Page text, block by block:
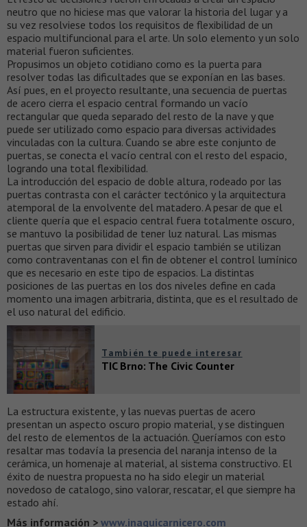
neutro que no hiciese mas que valorar la historia del lugar y a
su vez resolviese todos los requisitos de flexibilidad de un
espacio multifuncional para el arte. Un solo elemento y un solo
material fueron suficientes.
Propusimos un objeto cotidiano como es la puerta para
resolver todas las dificultades que se exponían en las bases.
Así pues, en el proyecto resultante, una secuencia de puertas
de acero cierra el espacio central formando un vacío
rectangular que queda separado del resto de la nave y que
puede ser utilizado como espacio para diversas actividades
vinculadas con la cultura. Cuando se abre este conjunto de
puertas, se conecta el vacío central con el resto del espacio,
logrando una total flexibilidad.
La introducción del espacio de doble altura, rodeado por las
puertas contrasta con el carácter tectónico y la arquitectura
atemporal de la envolvente del matadero. A pesar de que el
cliente quería que el espacio central fuera totalmente oscuro,
se mantuvo la posibilidad de tener luz natural. Las mismas
puertas que sirven para dividir el espacio también se utilizan
como contraventanas con el fin de obtener el control lumínico
que es necesario en este tipo de espacios. La distintas
posiciones de las puertas en los dos niveles define en cada
momento una imagen arbitraria, distinta, que es el resultado de
el uso natural del edificio.
También te puede interesar
TIC Brno: The Civic Counter
La estructura existente, y las nuevas puertas de acero
presentan un aspecto oscuro propio material, y se distinguen
del resto de elementos de la actuación. Queríamos con esto
resaltar mas todavía la presencia del naranja intenso de la
cerámica, un homenaje al material, al sistema constructivo. El
éxito de nuestra propuesta no ha sido elegir un material
novedoso de catalogo, sino valorar, rescatar, el que siempre ha
estado ahí.
Más información > www.inaquicarnicero.com